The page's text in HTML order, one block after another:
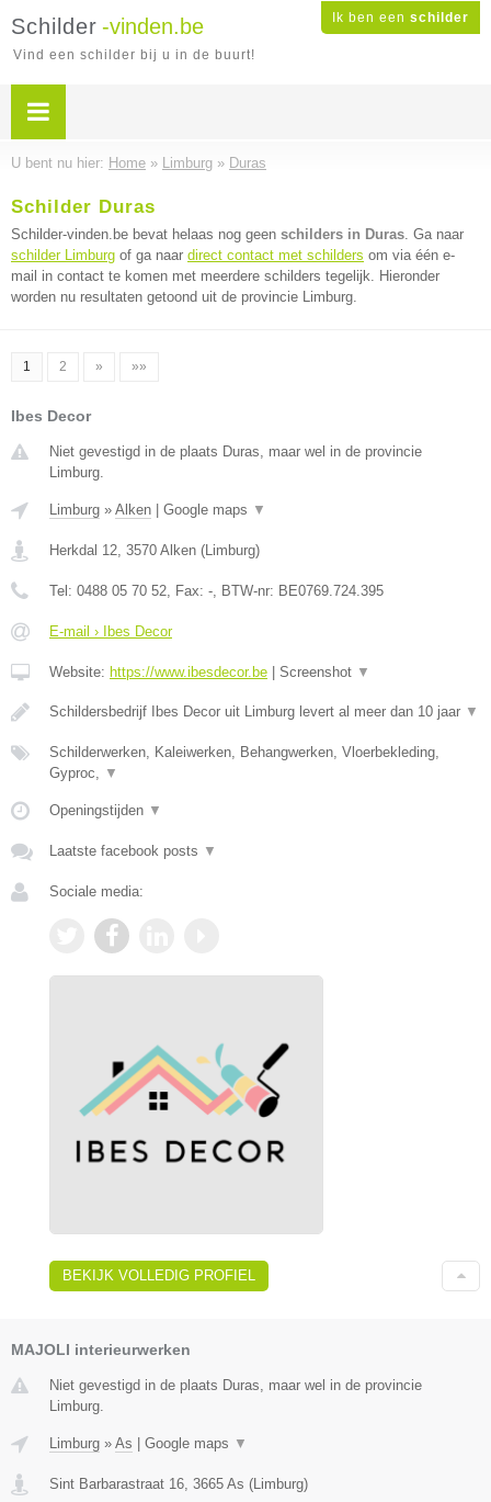
Ik ben een schilder
Schilder -vinden.be
Vind een schilder bij u in de buurt!
U bent nu hier: Home » Limburg » Duras
Schilder Duras
Schilder-vinden.be bevat helaas nog geen schilders in Duras. Ga naar
schilder Limburg of ga naar direct contact met schilders om via één e-
mail in contact te komen met meerdere schilders tegelijk. Hieronder
worden nu resultaten getoond uit de provincie Limburg.
1 2 » »»
Ibes Decor
Niet gevestigd in de plaats Duras, maar wel in de provincie
Limburg.
Limburg » Alken Google maps ▼
Herkdal 12, 3570 Alken (Limburg)
Tel: 0488 05 70 52, Fax: -, BTW-nr: BE0769.724.395
E-mail › Ibes Decor
Website: https://www.ibesdecor.be Screenshot ▼
Schildersbedrijf Ibes Decor uit Limburg levert al meer dan 10 jaar ▼
Schilderwerken, Kaleiwerken, Behangwerken, Vloerbekleding,
Gyproc, ▼
Openingstijden ▼
Laatste facebook posts ▼
Sociale media:
BEKIJK VOLLEDIG PROFIEL
MAJOLI interieurwerken
Niet gevestigd in de plaats Duras, maar wel in de provincie
Limburg.
Limburg » As Google maps ▼
Sint Barbarastraat 16, 3665 As (Limburg)